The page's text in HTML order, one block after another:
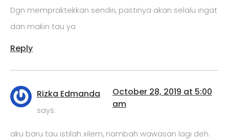
Dgn mempraktekkan sendiri, pastinya akan selalu ingat
dan makin tau ya
Reply
Rizka Edmanda
says:
October 28, 2019 at 5:00
am
aku baru tau istilah xilem, nambah wawasan lagi deh.